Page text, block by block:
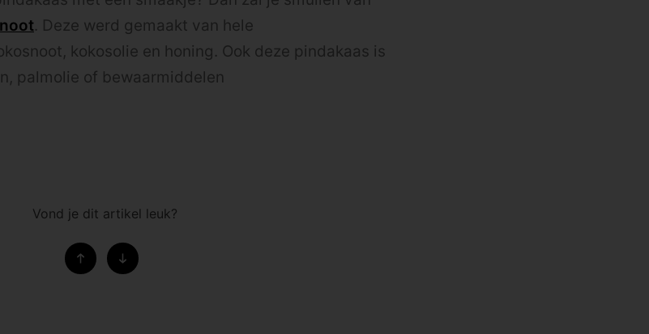
. Deze werd gemaakt van hele
kokosolie en honing. Ook deze pindakaas is
palmolie of bewaarmiddelen
Vond je dit artikel leuk?